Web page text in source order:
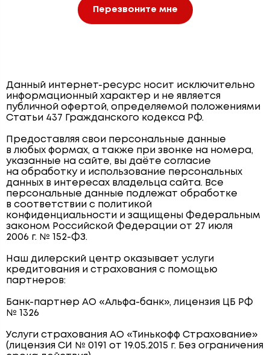
Перезвоните мне
Данный интернет-ресурс носит исключительно
информационный характер и не является
публичной офертой, определяемой положениями
Статьи 437 Гражданского кодекса РФ.
Предоставляя свои персональные данные
в любых формах, а также при звонке на номера,
указанные на сайте, вы даёте согласие
на обработку и использование персональных
данных в интересах владельца сайта. Все
персональные данные подлежат обработке
в соответствии с политикой
конфиденциальности и защищены Федеральным
законом Российской Федерации от 27 июля
2006 г. № 152-ФЗ.
Наш дилерский центр оказывает услуги
кредитования и страхования с помощью
партнеров:
Банк-партнер АО «Альфа-банк», лицензия ЦБ РФ
№ 1326
Услуги страхования АО «Тинькофф Страхование»
(лицензия СИ № 0191 от 19.05.2015 г. Без ограничения